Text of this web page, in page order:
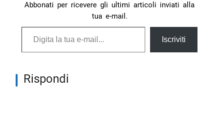
Abbonati per ricevere gli ultimi articoli inviati alla
tua e-mail.
Digita la tua e-mail...
Iscriviti
Rispondi